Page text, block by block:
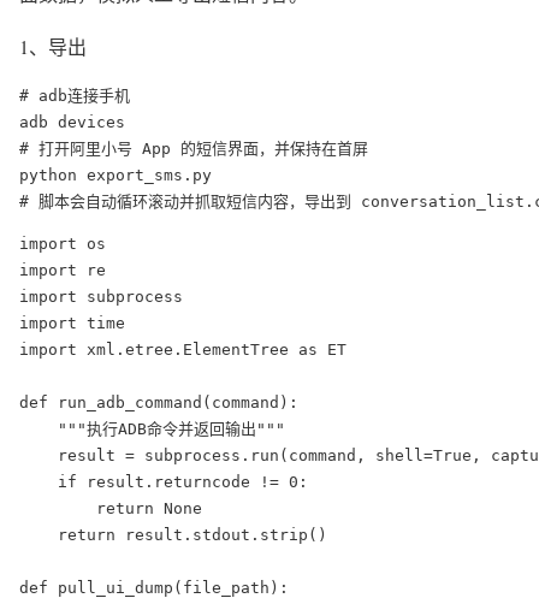
1、导出
# adb连接手机
adb devices
# 打开阿里小号 App 的短信界面，并保持在首屏
python export_sms.py
# 脚本会自动循环滚动并抓取短信内容，导出到
import os
import re
import subprocess
import time
import xml.etree.ElementTree as ET
def run_adb_command(command):
    """执行ADB命令并返回输出"""
result = subprocess.run(command, shell=True,
    if result.returncode != 0:
        return None
    return result.stdout.strip()
def pull_ui_dump(file_path):